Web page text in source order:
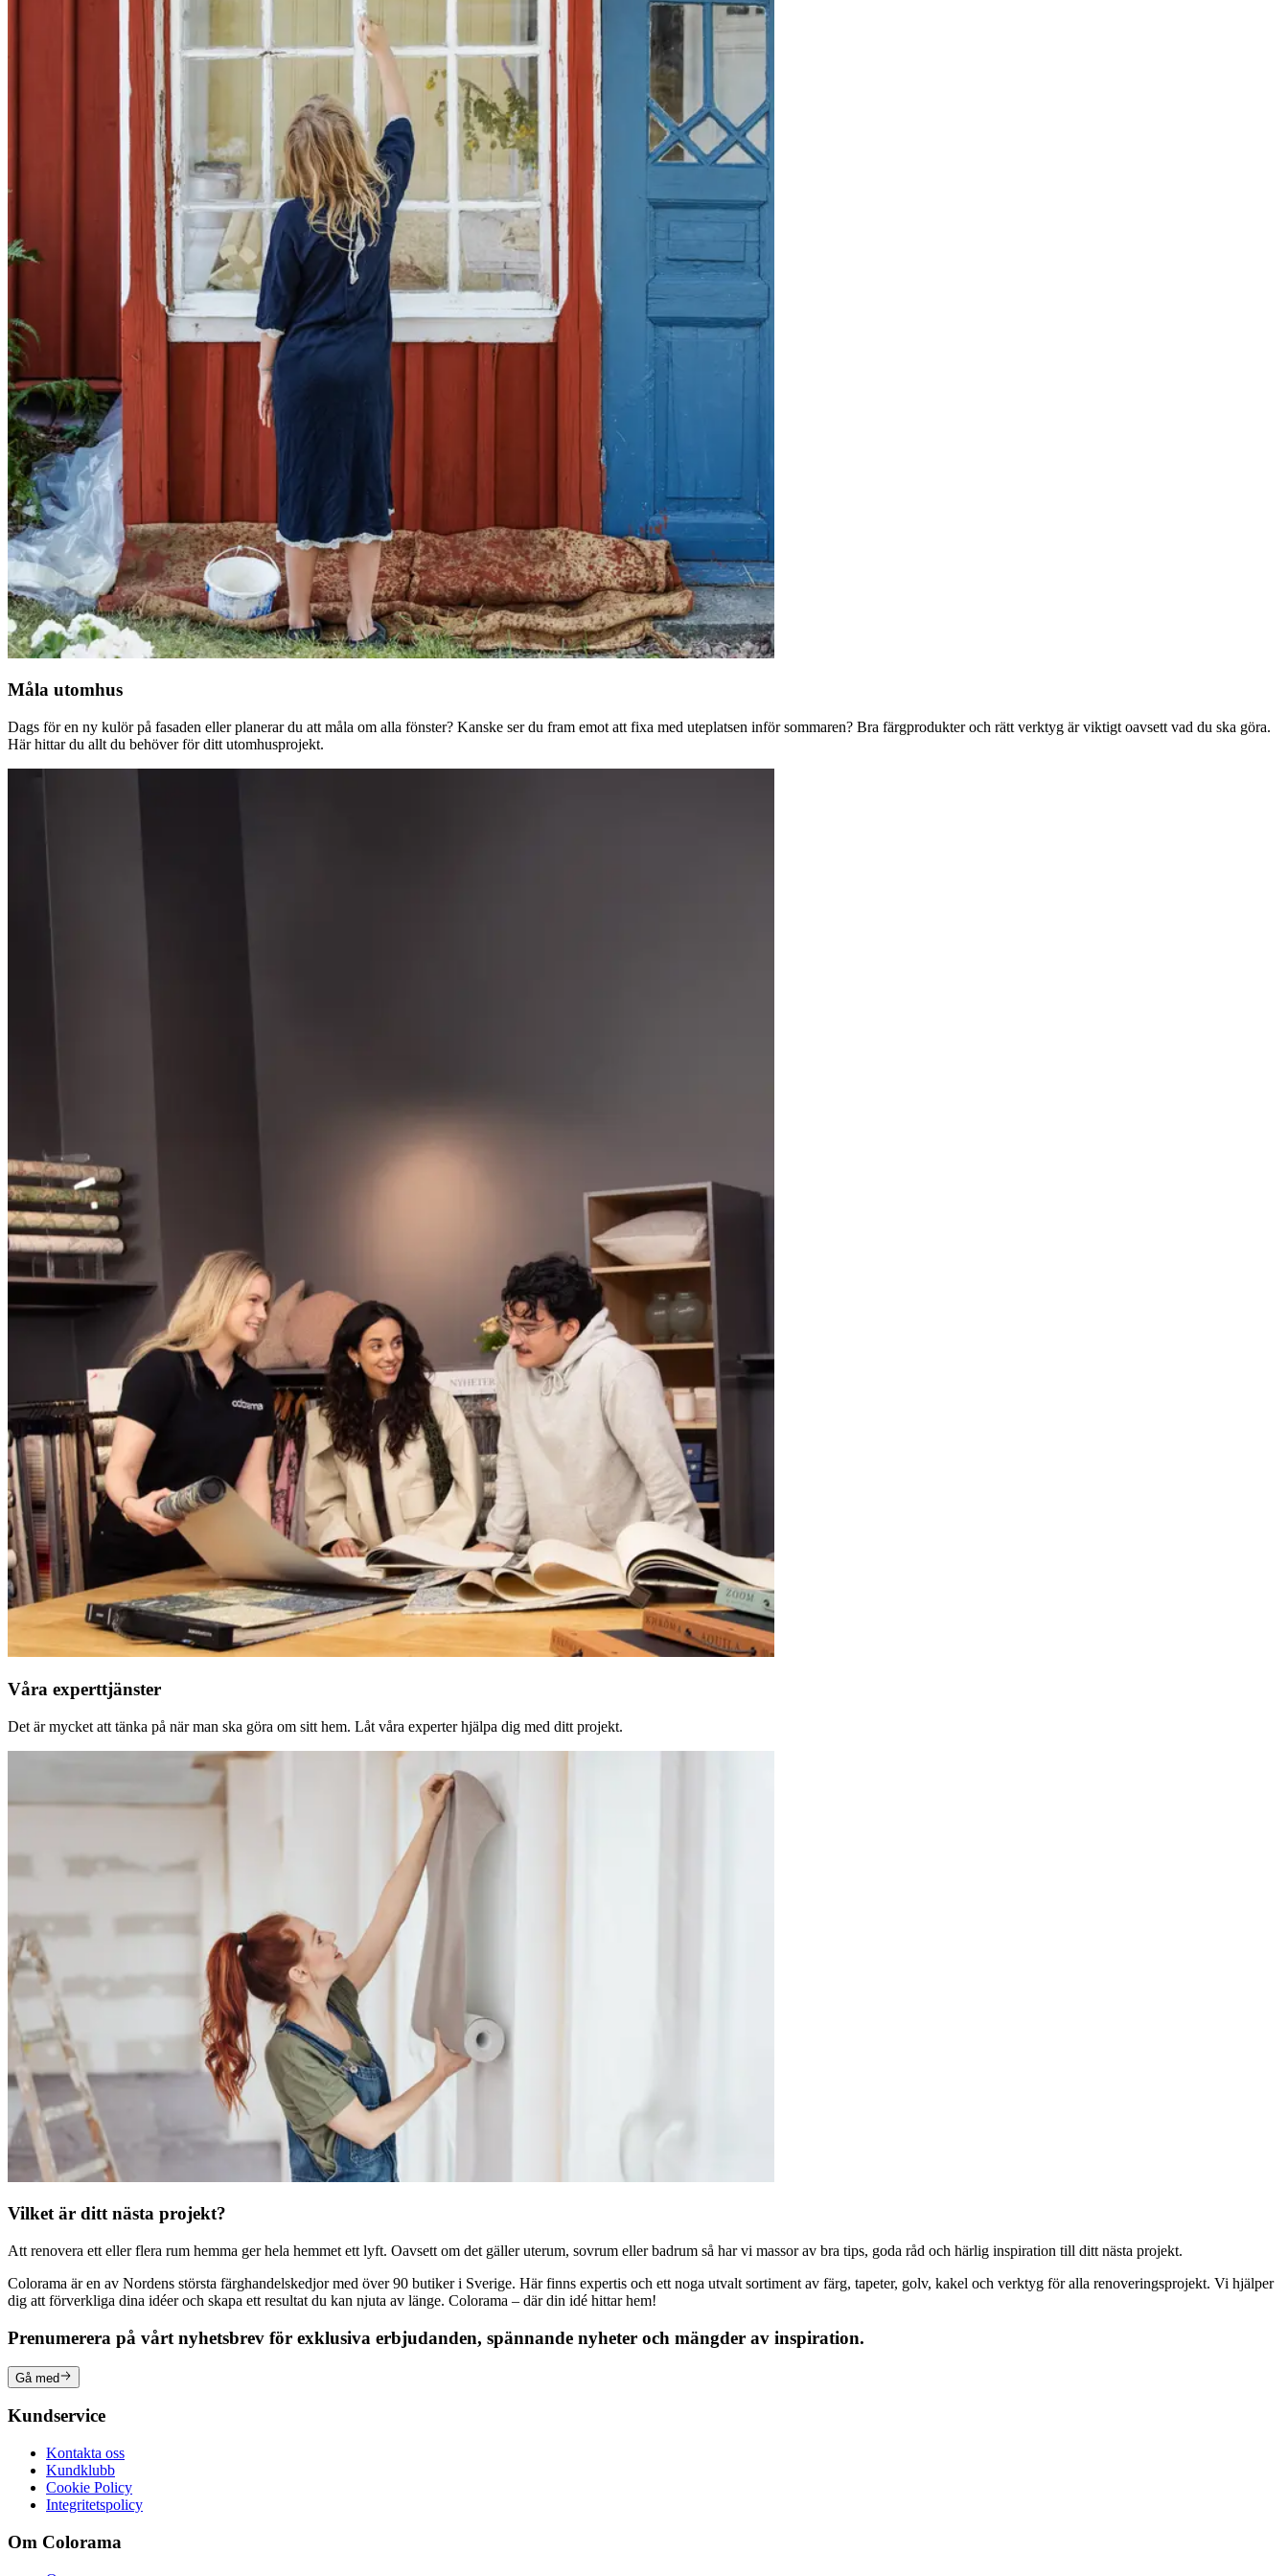
Måla utomhus
Dags för en ny kulör på fasaden eller planerar du att måla om alla fönster? Kanske ser du fram emot att fixa med uteplatsen inför sommaren? Bra färgprodukter och rätt verktyg är viktigt oavsett vad du ska göra.
Här hittar du allt du behöver för ditt utomhusprojekt.
Våra experttjänster
Det är mycket att tänka på när man ska göra om sitt hem. Låt våra experter hjälpa dig med ditt projekt.
Vilket är ditt nästa projekt?
Att renovera ett eller flera rum hemma ger hela hemmet ett lyft. Oavsett om det gäller uterum, sovrum eller badrum så har vi massor av bra tips, goda råd och härlig inspiration till ditt nästa projekt.
Colorama är en av Nordens största färghandelskedjor med över 90 butiker i Sverige. Här finns expertis och ett noga utvalt sortiment av färg, tapeter, golv, kakel och verktyg för alla renoveringsprojekt. Vi hjälper
dig att förverkliga dina idéer och skapa ett resultat du kan njuta av länge. Colorama – där din idé hittar hem!
Prenumerera på vårt nyhetsbrev för exklusiva erbjudanden, spännande nyheter och mängder av inspiration.
Gå med
Kundservice
Kontakta oss
Kundklubb
Cookie Policy
Integritetspolicy
Om Colorama